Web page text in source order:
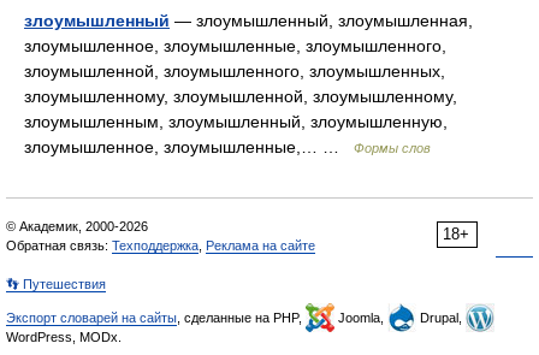
злоумышленный — злоумышленный, злоумышленная,
злоумышленное, злоумышленные, злоумышленного,
злоумышленной, злоумышленного, злоумышленных,
злоумышленному, злоумышленной, злоумышленному,
злоумышленным, злоумышленный, злоумышленную,
злоумышленное, злоумышленные,… …
Формы слов
18+
© Академик, 2000-2026
Обратная связь: Техподдержка Реклама на сайте
👣 Путешествия
Экспорт словарей на сайты , сделанные на PHP, Joomla,
Drupal,
WordPress, MODx.